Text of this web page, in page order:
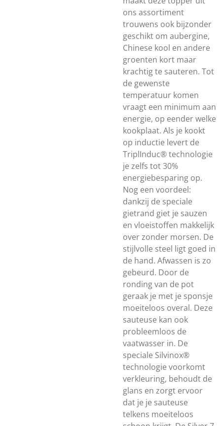
ons assortiment
trouwens ook bijzonder
geschikt om aubergine,
Chinese kool en andere
groenten kort maar
krachtig te sauteren. Tot
de gewenste
temperatuur komen
vraagt een minimum aan
energie, op eender welke
kookplaat. Als je kookt
op inductie levert de
TriplInduc® technologie
je zelfs tot 30%
energiebesparing op.
Nog een voordeel:
dankzij de speciale
gietrand giet je sauzen
en vloeistoffen makkelijk
over zonder morsen. De
stijlvolle steel ligt goed in
de hand. Afwassen is zo
gebeurd. Door de
ronding van de pot
geraak je met je sponsje
moeiteloos overal. Deze
sauteuse kan ook
probleemloos de
vaatwasser in. De
speciale Silvinox®
technologie voorkomt
verkleuring, behoudt de
glans en zorgt ervoor
dat je je sauteuse
telkens moeiteloos